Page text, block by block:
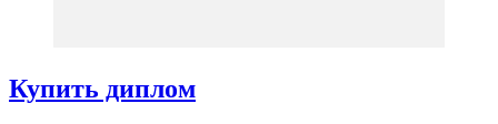
Купить диплом